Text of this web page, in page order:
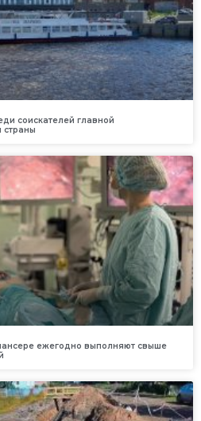
соискателей главной
страны
ежегодно выполняют свыше